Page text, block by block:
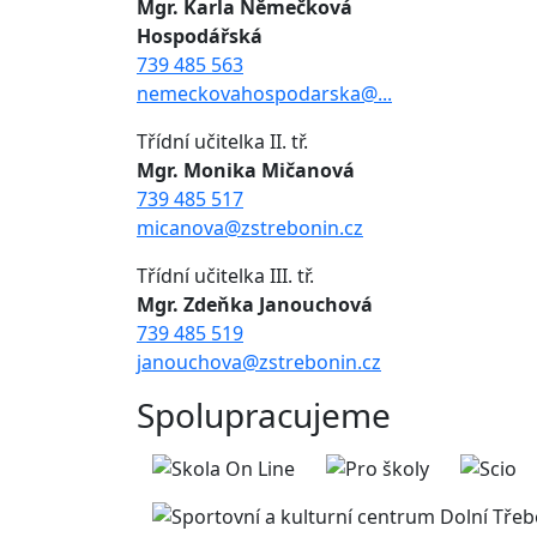
Mgr. Karla Němečková
Hospodářská
739 485 563
nemeckovahospodarska@...
Třídní učitelka II. tř.
Mgr. Monika Mičanová
739 485 517
micanova@zstrebonin.cz
Třídní učitelka III. tř.
Mgr. Zdeňka Janouchová
739 485 519
janouchova@zstrebonin.cz
Spolupracujeme